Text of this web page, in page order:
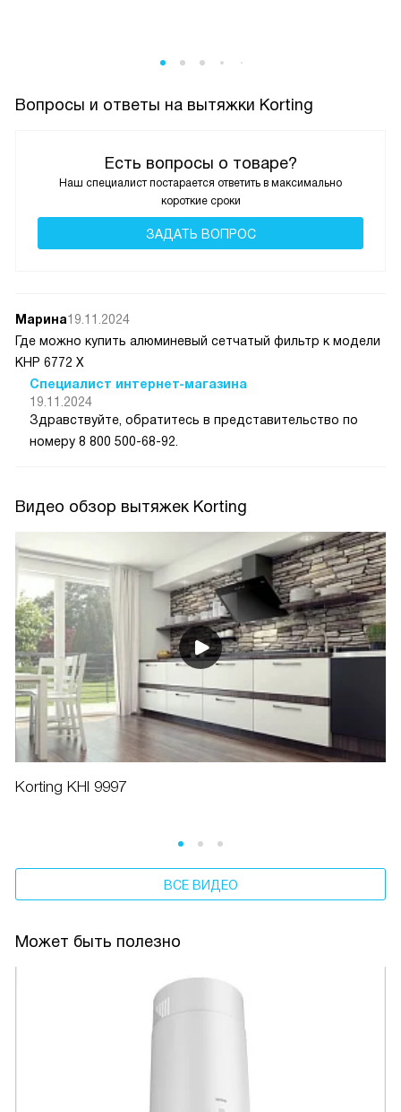
Вопросы и ответы на вытяжки Korting
Есть вопросы о товаре?
Наш специалист постарается ответить в максимально
короткие сроки
ЗАДАТЬ ВОПРОС
Марина19.11.2024
Где можно купить алюминевый сетчатый фильтр к модели
КНР 6772 Х
Специалист интернет-магазина
19.11.2024
Здравствуйте, обратитесь в представительство по
номеру 8 800 500-68-92.
Видео обзор вытяжек Korting
Korting KHI 9997
ВСЕ ВИДЕО
Может быть полезно